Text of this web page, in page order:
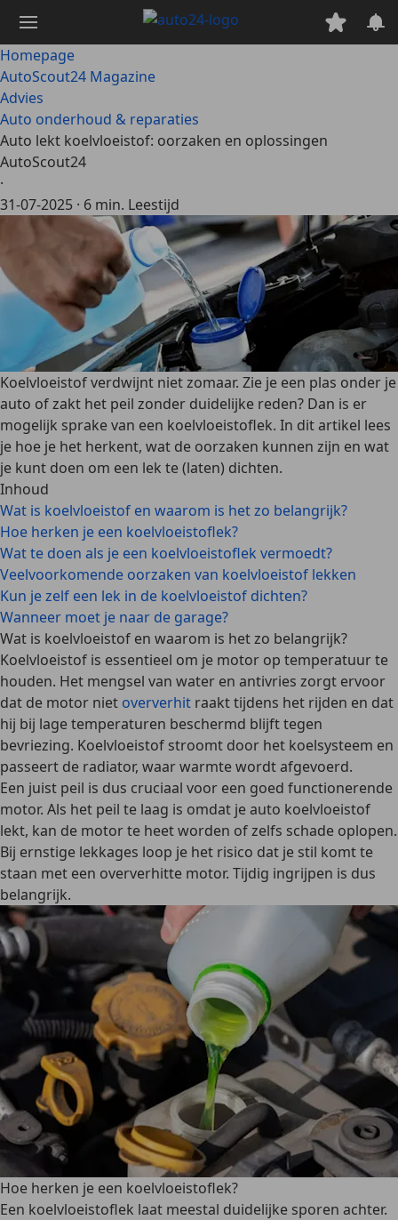
naar
hoofdinhoud
Homepage
AutoScout24 Magazine
Advies
Auto onderhoud & reparaties
Auto lekt koelvloeistof: oorzaken en oplossingen
AutoScout24
·
31-07-2025 · 6 min. Leestijd
Koelvloeistof verdwijnt niet zomaar. Zie je een plas onder je
auto of zakt het peil zonder duidelijke reden? Dan is er
mogelijk sprake van een koelvloeistoflek. In dit artikel lees
je hoe je het herkent, wat de oorzaken kunnen zijn en wat
je kunt doen om een lek te (laten) dichten.
Inhoud
Wat is koelvloeistof en waarom is het zo belangrijk?
Hoe herken je een koelvloeistoflek?
Wat te doen als je een koelvloeistoflek vermoedt?
Veelvoorkomende oorzaken van koelvloeistof lekken
Kun je zelf een lek in de koelvloeistof dichten?
Wanneer moet je naar de garage?
Wat is koelvloeistof en waarom is het zo belangrijk?
Koelvloeistof is essentieel om je motor op temperatuur te
houden. Het mengsel van water en antivries zorgt ervoor
dat de motor niet oververhit raakt tijdens het rijden en dat
hij bij lage temperaturen beschermd blijft tegen
bevriezing. Koelvloeistof stroomt door het koelsysteem en
passeert de radiator, waar warmte wordt afgevoerd.
Een juist peil is dus cruciaal voor een goed functionerende
motor. Als het peil te laag is omdat je auto koelvloeistof
lekt, kan de motor te heet worden of zelfs schade oplopen.
Bij ernstige lekkages loop je het risico dat je stil komt te
staan met een oververhitte motor. Tijdig ingrijpen is dus
belangrijk.
Hoe herken je een koelvloeistoflek?
Een koelvloeistoflek laat meestal duidelijke sporen achter.